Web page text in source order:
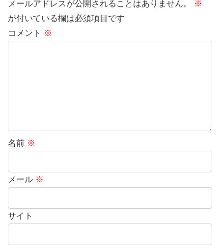
メールアドレスが公開されることはありません。
※
が付いている欄は必須項目です
コメント ※
名前 ※
メール ※
サイト